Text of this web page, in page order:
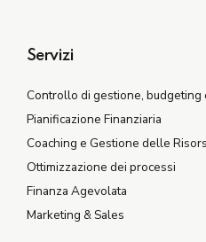
Servizi
Controllo di gestione, budgeting
Pianificazione Finanziaria
Coaching e Gestione delle
Ottimizzazione dei processi
Finanza Agevolata
Marketing & Sales